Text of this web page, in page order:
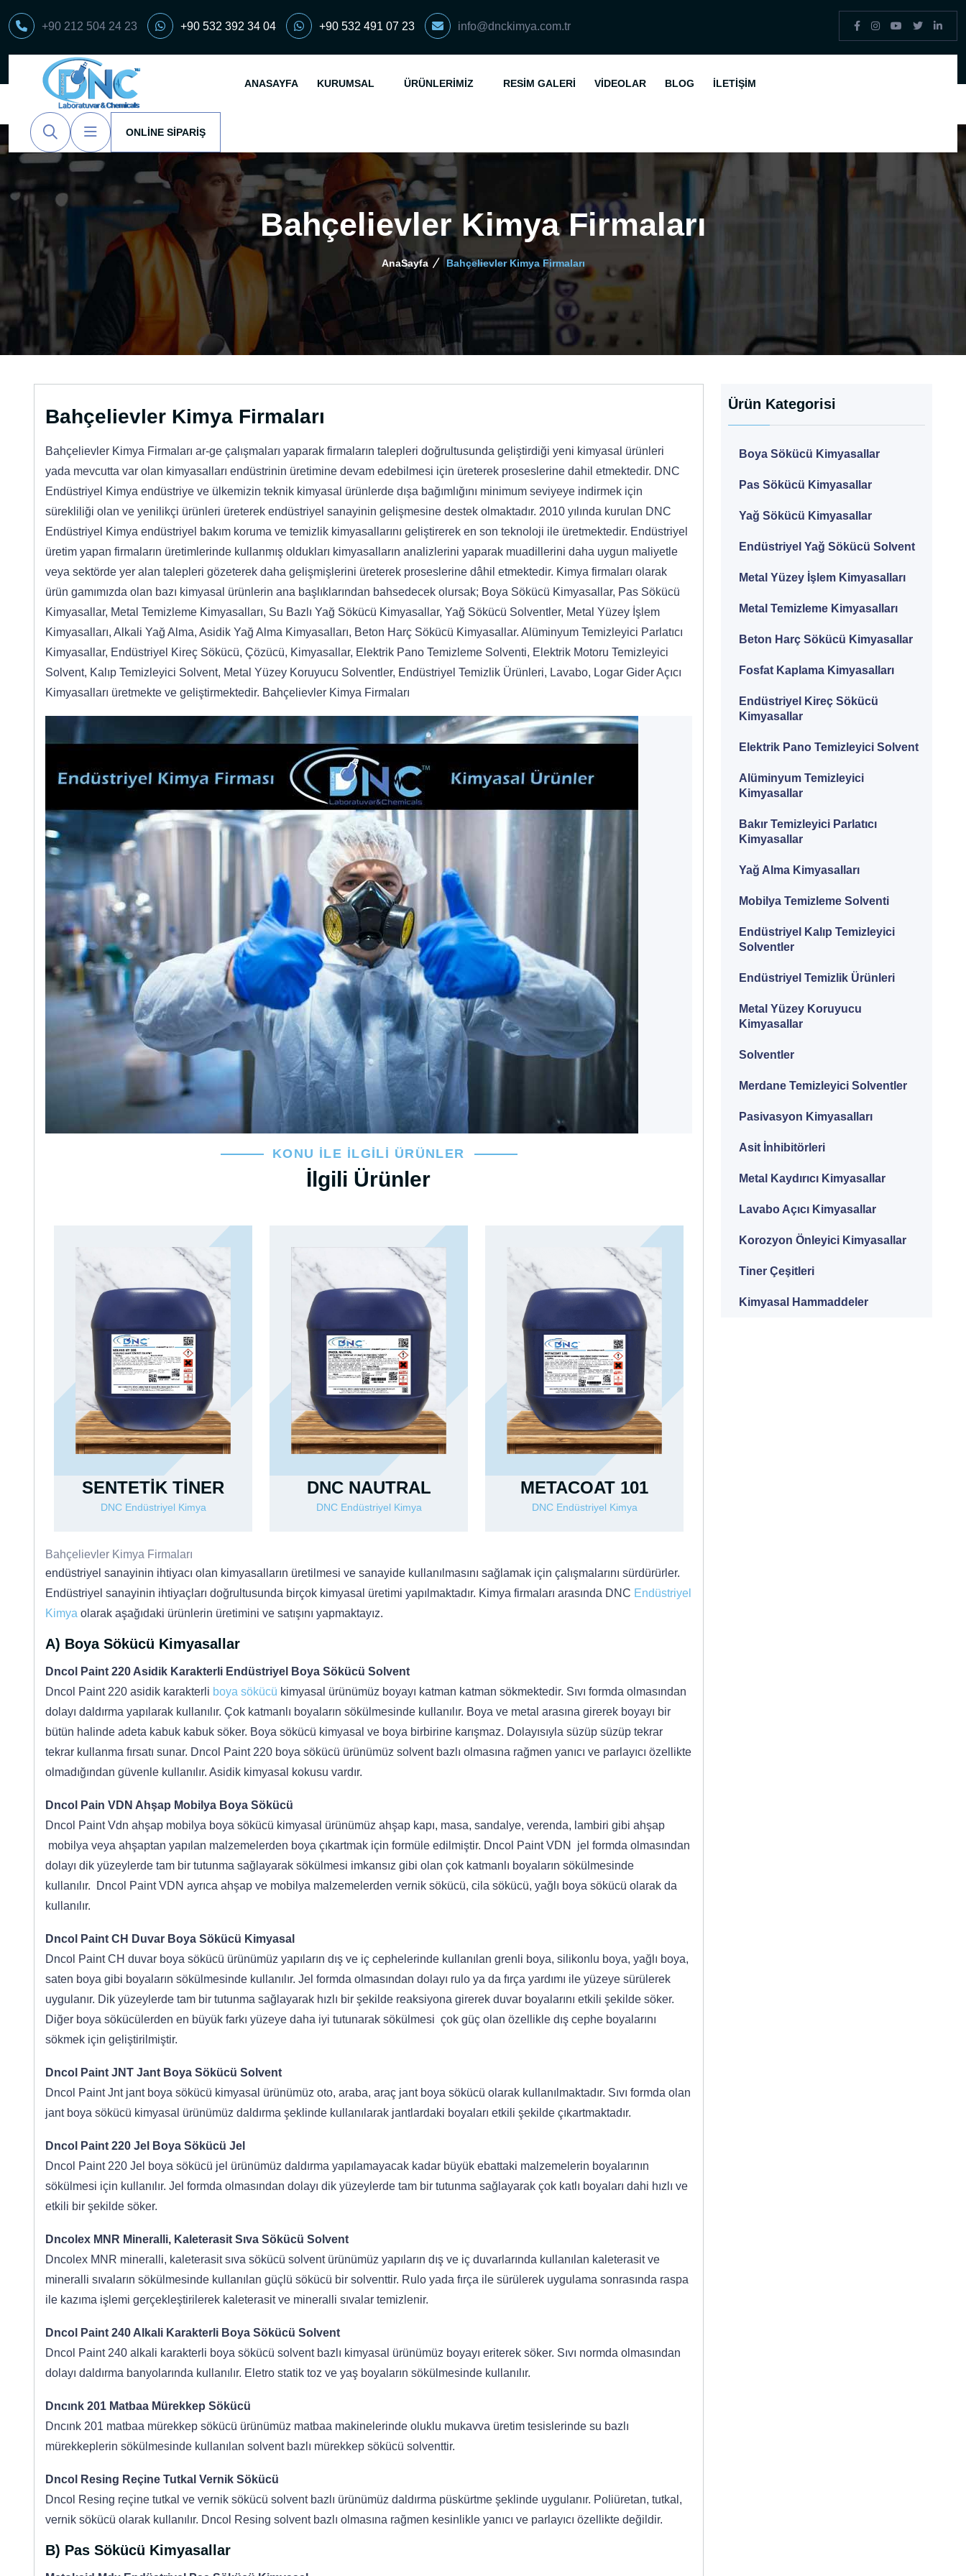
+90 212 504 24 23 +90 532 392 34 04 +90 532 491 07 23 info@dnckimya.com.tr
ANASAYFA KURUMSAL ÜRÜNLERIMIZ RESIM GALERI VIDEOLAR BLOG İLETIŞIM
ONLINE SIPARIŞ
Bahçelievler Kimya Firmaları
AnaSayfa Bahçelievler Kimya Firmaları
Bahçelievler Kimya Firmaları
Bahçelievler Kimya Firmaları ar-ge çalışmaları yaparak firmaların talepleri doğrultusunda geliştirdiği yeni kimyasal ürünleri
yada mevcutta var olan kimyasalları endüstrinin üretimine devam edebilmesi için üreterek proseslerine dahil etmektedir. DNC
Endüstriyel Kimya endüstriye ve ülkemizin teknik kimyasal ürünlerde dışa bağımlığını minimum seviyeye indirmek için
sürekliliği olan ve yenilikçi ürünleri üreterek endüstriyel sanayinin gelişmesine destek olmaktadır. 2010 yılında kurulan DNC
Endüstriyel Kimya endüstriyel bakım koruma ve temizlik kimyasallarını geliştirerek en son teknoloji ile üretmektedir. Endüstriyel
üretim yapan firmaların üretimlerinde kullanmış oldukları kimyasalların analizlerini yaparak muadillerini daha uygun maliyetle
veya sektörde yer alan talepleri gözeterek daha gelişmişlerini üreterek proseslerine dâhil etmektedir. Kimya firmaları olarak
ürün gamımızda olan bazı kimyasal ürünlerin ana başlıklarından bahsedecek olursak; Boya Sökücü Kimyasallar, Pas Sökücü
Kimyasallar, Metal Temizleme Kimyasalları, Su Bazlı Yağ Sökücü Kimyasallar, Yağ Sökücü Solventler, Metal Yüzey İşlem
Kimyasalları, Alkali Yağ Alma, Asidik Yağ Alma Kimyasalları, Beton Harç Sökücü Kimyasallar. Alüminyum Temizleyici Parlatıcı
Kimyasallar, Endüstriyel Kireç Sökücü, Çözücü, Kimyasallar, Elektrik Pano Temizleme Solventi, Elektrik Motoru Temizleyici
Solvent, Kalıp Temizleyici Solvent, Metal Yüzey Koruyucu Solventler, Endüstriyel Temizlik Ürünleri, Lavabo, Logar Gider Açıcı
Kimyasalları üretmekte ve geliştirmektedir. Bahçelievler Kimya Firmaları
KONU İLE İLGILI ÜRÜNLER
İlgili Ürünler
SENTETİK TİNER
DNC Endüstriyel Kimya
DNC NAUTRAL
DNC Endüstriyel Kimya
METACOAT 101
DNC Endüstriyel Kimya
Bahçelievler Kimya Firmaları
endüstriyel sanayinin ihtiyacı olan kimyasalların üretilmesi ve sanayide kullanılmasını sağlamak için çalışmalarını sürdürürler.
Endüstriyel sanayinin ihtiyaçları doğrultusunda birçok kimyasal üretimi yapılmaktadır. Kimya firmaları arasında DNC Endüstriyel
Kimya olarak aşağıdaki ürünlerin üretimini ve satışını yapmaktayız.
A) Boya Sökücü Kimyasallar
Dncol Paint 220 Asidik Karakterli Endüstriyel Boya Sökücü Solvent
Dncol Paint 220 asidik karakterli boya sökücü kimyasal ürünümüz boyayı katman katman sökmektedir. Sıvı formda olmasından
dolayı daldırma yapılarak kullanılır. Çok katmanlı boyaların sökülmesinde kullanılır. Boya ve metal arasına girerek boyayı bir
bütün halinde adeta kabuk kabuk söker. Boya sökücü kimyasal ve boya birbirine karışmaz. Dolayısıyla süzüp süzüp tekrar
tekrar kullanma fırsatı sunar. Dncol Paint 220 boya sökücü ürünümüz solvent bazlı olmasına rağmen yanıcı ve parlayıcı özellikte
olmadığından güvenle kullanılır. Asidik kimyasal kokusu vardır.
Dncol Pain VDN Ahşap Mobilya Boya Sökücü
Dncol Paint Vdn ahşap mobilya boya sökücü kimyasal ürünümüz ahşap kapı, masa, sandalye, verenda, lambiri gibi ahşap
mobilya veya ahşaptan yapılan malzemelerden boya çıkartmak için formüle edilmiştir. Dncol Paint VDN jel formda olmasından
dolayı dik yüzeylerde tam bir tutunma sağlayarak sökülmesi imkansız gibi olan çok katmanlı boyaların sökülmesinde
kullanılır. Dncol Paint VDN ayrıca ahşap ve mobilya malzemelerden vernik sökücü, cila sökücü, yağlı boya sökücü olarak da
kullanılır.
Dncol Paint CH Duvar Boya Sökücü Kimyasal
Dncol Paint CH duvar boya sökücü ürünümüz yapıların dış ve iç cephelerinde kullanılan grenli boya, silikonlu boya, yağlı boya,
saten boya gibi boyaların sökülmesinde kullanılır. Jel formda olmasından dolayı rulo ya da fırça yardımı ile yüzeye sürülerek
uygulanır. Dik yüzeylerde tam bir tutunma sağlayarak hızlı bir şekilde reaksiyona girerek duvar boyalarını etkili şekilde söker.
Diğer boya sökücülerden en büyük farkı yüzeye daha iyi tutunarak sökülmesi çok güç olan özellikle dış cephe boyalarını
sökmek için geliştirilmiştir.
Dncol Paint JNT Jant Boya Sökücü Solvent
Dncol Paint Jnt jant boya sökücü kimyasal ürünümüz oto, araba, araç jant boya sökücü olarak kullanılmaktadır. Sıvı formda olan
jant boya sökücü kimyasal ürünümüz daldırma şeklinde kullanılarak jantlardaki boyaları etkili şekilde çıkartmaktadır.
Dncol Paint 220 Jel Boya Sökücü Jel
Dncol Paint 220 Jel boya sökücü jel ürünümüz daldırma yapılamayacak kadar büyük ebattaki malzemelerin boyalarının
sökülmesi için kullanılır. Jel formda olmasından dolayı dik yüzeylerde tam bir tutunma sağlayarak çok katlı boyaları dahi hızlı ve
etkili bir şekilde söker.
Dncolex MNR Mineralli, Kaleterasit Sıva Sökücü Solvent
Dncolex MNR mineralli, kaleterasit sıva sökücü solvent ürünümüz yapıların dış ve iç duvarlarında kullanılan kaleterasit ve
mineralli sıvaların sökülmesinde kullanılan güçlü sökücü bir solventtir. Rulo yada fırça ile sürülerek uygulama sonrasında raspa
ile kazıma işlemi gerçekleştirilerek kaleterasit ve mineralli sıvalar temizlenir.
Dncol Paint 240 Alkali Karakterli Boya Sökücü Solvent
Dncol Paint 240 alkali karakterli boya sökücü solvent bazlı kimyasal ürünümüz boyayı eriterek söker. Sıvı normda olmasından
dolayı daldırma banyolarında kullanılır. Eletro statik toz ve yaş boyaların sökülmesinde kullanılır.
Dncınk 201 Matbaa Mürekkep Sökücü
Dncınk 201 matbaa mürekkep sökücü ürünümüz matbaa makinelerinde oluklu mukavva üretim tesislerinde su bazlı
mürekkeplerin sökülmesinde kullanılan solvent bazlı mürekkep sökücü solventtir.
Dncol Resing Reçine Tutkal Vernik Sökücü
Dncol Resing reçine tutkal ve vernik sökücü solvent bazlı ürünümüz daldırma püskürtme şeklinde uygulanır. Poliüretan, tutkal,
vernik sökücü olarak kullanılır. Dncol Resing solvent bazlı olmasına rağmen kesinlikle yanıcı ve parlayıcı özellikte değildir.
B) Pas Sökücü Kimyasallar
Ürün Kategorisi
Boya Sökücü Kimyasallar
Pas Sökücü Kimyasallar
Yağ Sökücü Kimyasallar
Endüstriyel Yağ Sökücü Solvent
Metal Yüzey İşlem Kimyasalları
Metal Temizleme Kimyasalları
Beton Harç Sökücü Kimyasallar
Fosfat Kaplama Kimyasalları
Endüstriyel Kireç Sökücü
Kimyasallar
Elektrik Pano Temizleyici Solvent
Alüminyum Temizleyici
Kimyasallar
Bakır Temizleyici Parlatıcı
Kimyasallar
Yağ Alma Kimyasalları
Mobilya Temizleme Solventi
Endüstriyel Kalıp Temizleyici
Solventler
Endüstriyel Temizlik Ürünleri
Metal Yüzey Koruyucu
Kimyasallar
Solventler
Merdane Temizleyici Solventler
Pasivasyon Kimyasalları
Asit İnhibitörleri
Metal Kaydırıcı Kimyasallar
Lavabo Açıcı Kimyasallar
Korozyon Önleyici Kimyasallar
Tiner Çeşitleri
Kimyasal Hammaddeler